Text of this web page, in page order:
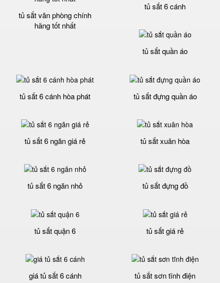
tủ sắt văn phòng chính
hãng tốt nhất
tủ sắt 6 cánh
tủ sắt quần áo
tủ sắt 6 cánh hòa phát tủ sắt đựng quần áo
tủ sắt 6 ngăn giá rẻ tủ sắt xuân hòa
tủ sắt 6 ngăn nhỏ tủ sắt đựng đồ
tủ sắt quận 6 tủ sắt giá rẻ
giá tủ sắt 6 cánh tủ sắt sơn tĩnh điện